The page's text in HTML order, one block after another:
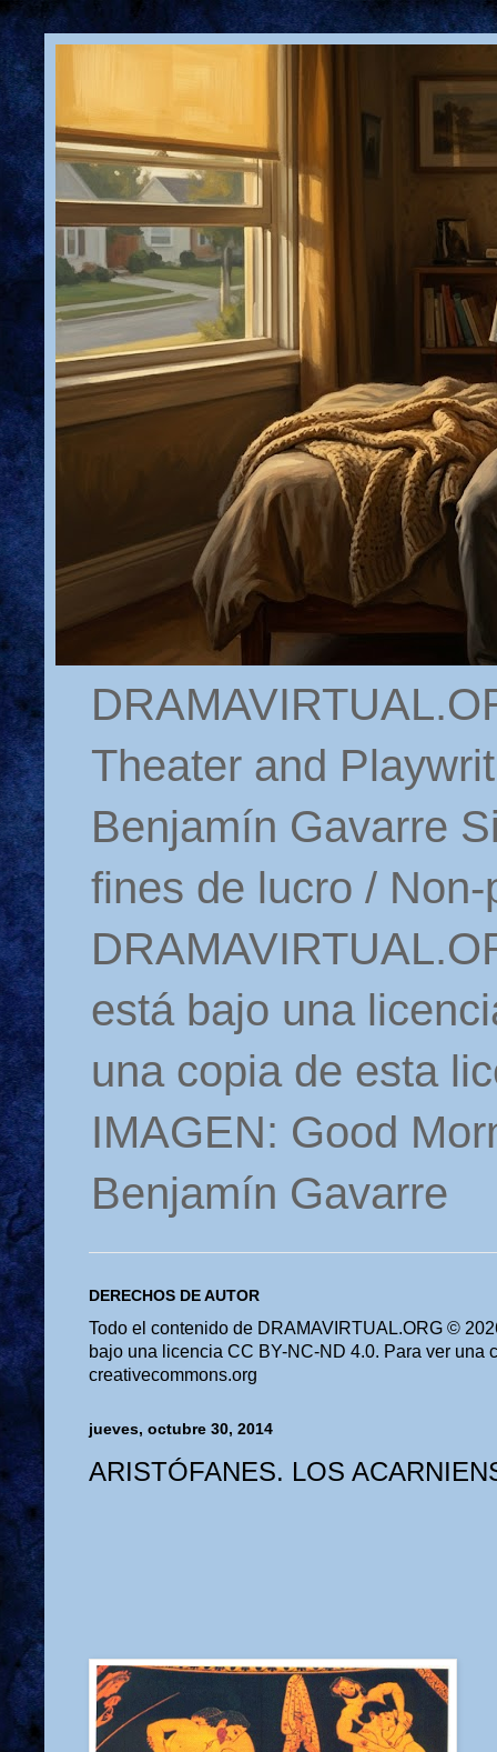
Theater and
Benjamín Gavarre
fines de lucro /
está bajo una
una copia de esta
IMAGEN: Good
Benjamín Gavarre
DERECHOS DE AUTOR
Todo el contenido de DRAMAVIRTUAL.ORG ©
bajo una licencia CC BY-NC-ND 4.0. Para ver una
creativecommons.org
jueves, octubre 30, 2014
ARISTÓFANES. LOS